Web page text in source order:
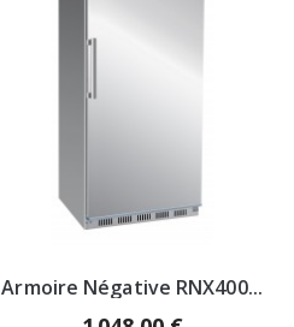
Armoire Négative RNX400...